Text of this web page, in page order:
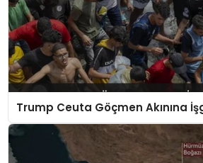
Trump Ceuta Göçmen Akınına